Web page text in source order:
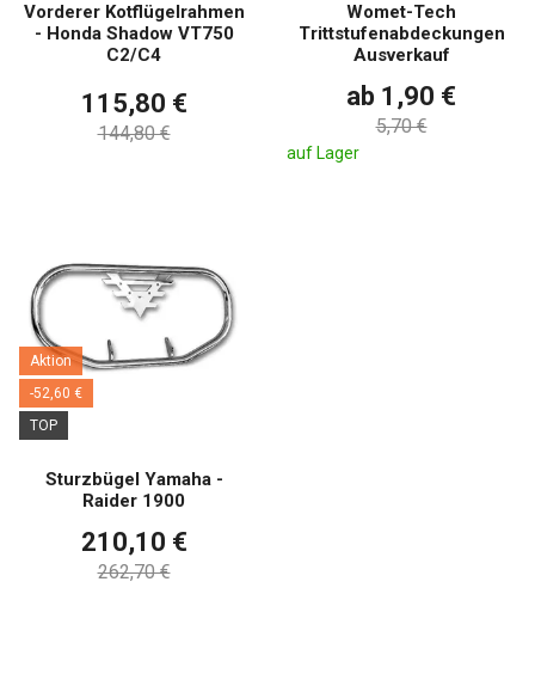
Vorderer Kotflügelrahmen
- Honda Shadow VT750
C2/C4
115,80 €
144,80 €
Womet-Tech
Trittstufenabdeckungen
Ausverkauf
ab 1,90 €
5,70 €
auf Lager
Aktion
-52,60 €
TOP
Sturzbügel Yamaha -
Raider 1900
210,10 €
262,70 €